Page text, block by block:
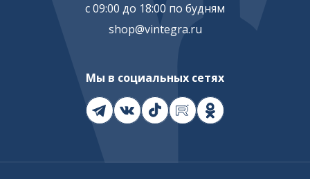
с 09:00 до 18:00 по будням
shop@vintegra.ru
Мы в социальных сетях